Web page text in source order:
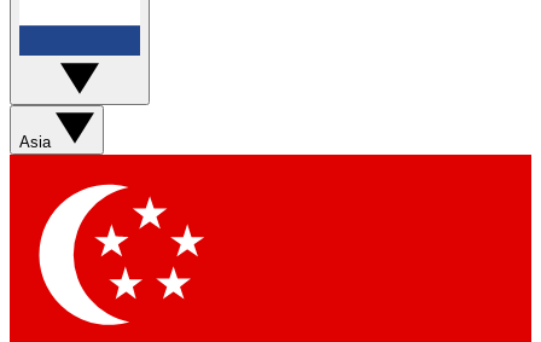
Asia